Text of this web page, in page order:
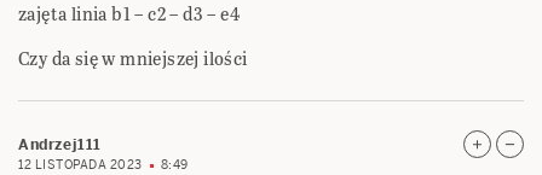
zajęta linia b1 – c2 – d3 – e4
Czy da się w mniejszej ilości
Andrzej111
12 LISTOPADA 2023 8:49